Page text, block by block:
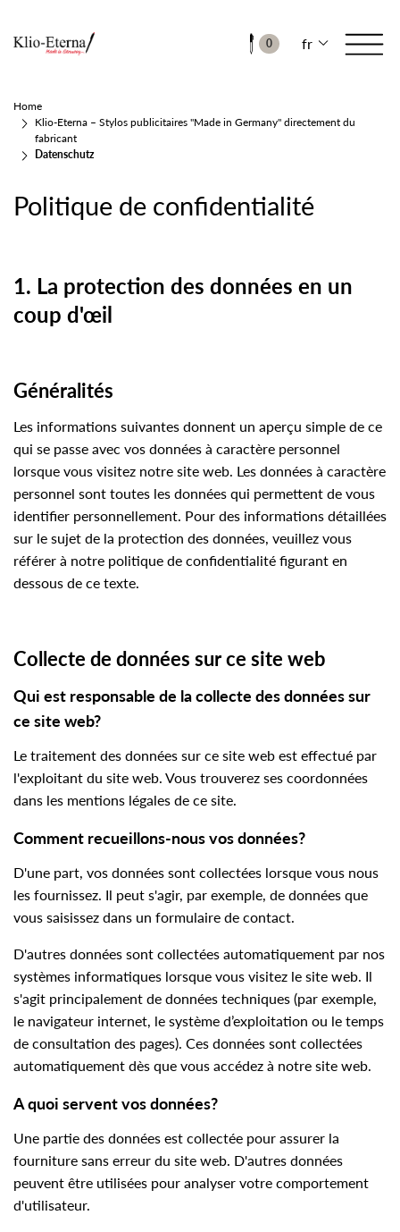
0 fr
Home
Klio-Eterna – Stylos publicitaires "Made in Germany" directement du
fabricant
Datenschutz
Politique de confidentialité
1. La protection des données en un
coup d'œil
Généralités
Les informations suivantes donnent un aperçu simple de ce
qui se passe avec vos données à caractère personnel
lorsque vous visitez notre site web. Les données à caractère
personnel sont toutes les données qui permettent de vous
identifier personnellement. Pour des informations détaillées
sur le sujet de la protection des données, veuillez vous
référer à notre politique de confidentialité figurant en
dessous de ce texte.
Collecte de données sur ce site web
Qui est responsable de la collecte des données sur
ce site web?
Le traitement des données sur ce site web est effectué par
l'exploitant du site web. Vous trouverez ses coordonnées
dans les mentions légales de ce site.
Comment recueillons-nous vos données?
D'une part, vos données sont collectées lorsque vous nous
les fournissez. Il peut s'agir, par exemple, de données que
vous saisissez dans un formulaire de contact.
D'autres données sont collectées automatiquement par nos
systèmes informatiques lorsque vous visitez le site web. Il
s'agit principalement de données techniques (par exemple,
le navigateur internet, le système d’exploitation ou le temps
de consultation des pages). Ces données sont collectées
automatiquement dès que vous accédez à notre site web.
A quoi servent vos données?
Une partie des données est collectée pour assurer la
fourniture sans erreur du site web. D'autres données
peuvent être utilisées pour analyser votre comportement
d'utilisateur.